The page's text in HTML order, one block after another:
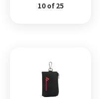
10 of 25